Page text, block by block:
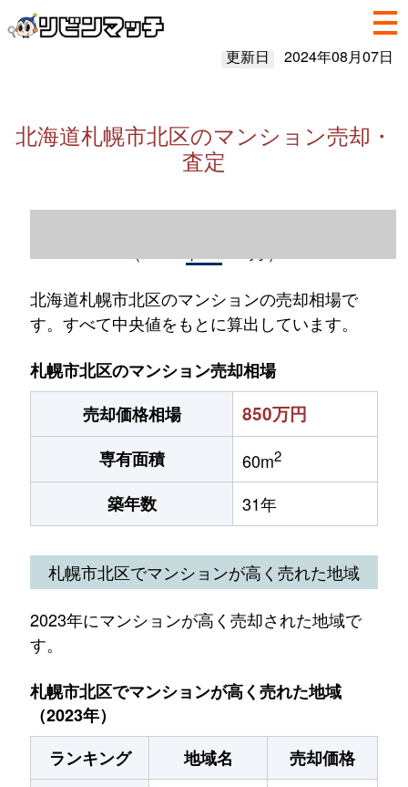
更新日 2024年08月07日
北海道札幌市北区のマンション売却・
査定
北海道札幌市北区のマンションの売却相場で
す。すべて中央値をもとに算出しています。
札幌市北区のマンション売却相場
売却価格相場
850万円
専有面積 60m2
築年数 31年
札幌市北区でマンションが高く売れた地域
2023年にマンションが高く売却された地域で
す。
札幌市北区でマンションが高く売れた地域
（2023年）
ランキング
地域名
売却価格